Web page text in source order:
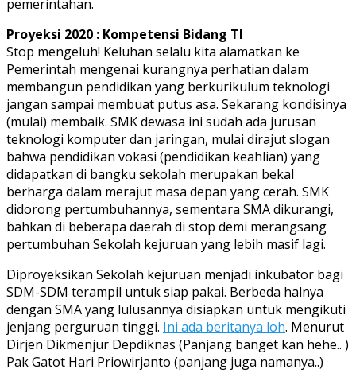
pemerintahan.
Proyeksi 2020 : Kompetensi Bidang TI
Stop mengeluh! Keluhan selalu kita alamatkan ke
Pemerintah mengenai kurangnya perhatian dalam
membangun pendidikan yang berkurikulum teknologi
jangan sampai membuat putus asa. Sekarang kondisinya
(mulai) membaik. SMK dewasa ini sudah ada jurusan
teknologi komputer dan jaringan, mulai dirajut slogan
bahwa pendidikan vokasi (pendidikan keahlian) yang
didapatkan di bangku sekolah merupakan bekal
berharga dalam merajut masa depan yang cerah. SMK
didorong pertumbuhannya, sementara SMA dikurangi,
bahkan di beberapa daerah di stop demi merangsang
pertumbuhan Sekolah kejuruan yang lebih masif lagi.
Diproyeksikan Sekolah kejuruan menjadi inkubator bagi
SDM-SDM terampil untuk siap pakai. Berbeda halnya
dengan SMA yang lulusannya disiapkan untuk mengikuti
jenjang perguruan tinggi. Ini ada beritanya loh. Menurut
Dirjen Dikmenjur Depdiknas (Panjang banget kan hehe.. )
Pak Gatot Hari Priowirjanto (panjang juga namanya..)